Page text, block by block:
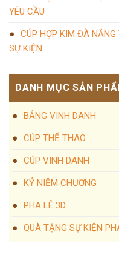
YÊU CẦU
CÚP HỢP KIM ĐÀ
SỰ KIỆN
DANH MỤC SẢN
BẢNG VINH DANH
CÚP THỂ THAO
CÚP VINH DANH
KỶ NIỆM CHƯƠNG
PHA LÊ 3D
QUÀ TẶNG SỰ KIỆN